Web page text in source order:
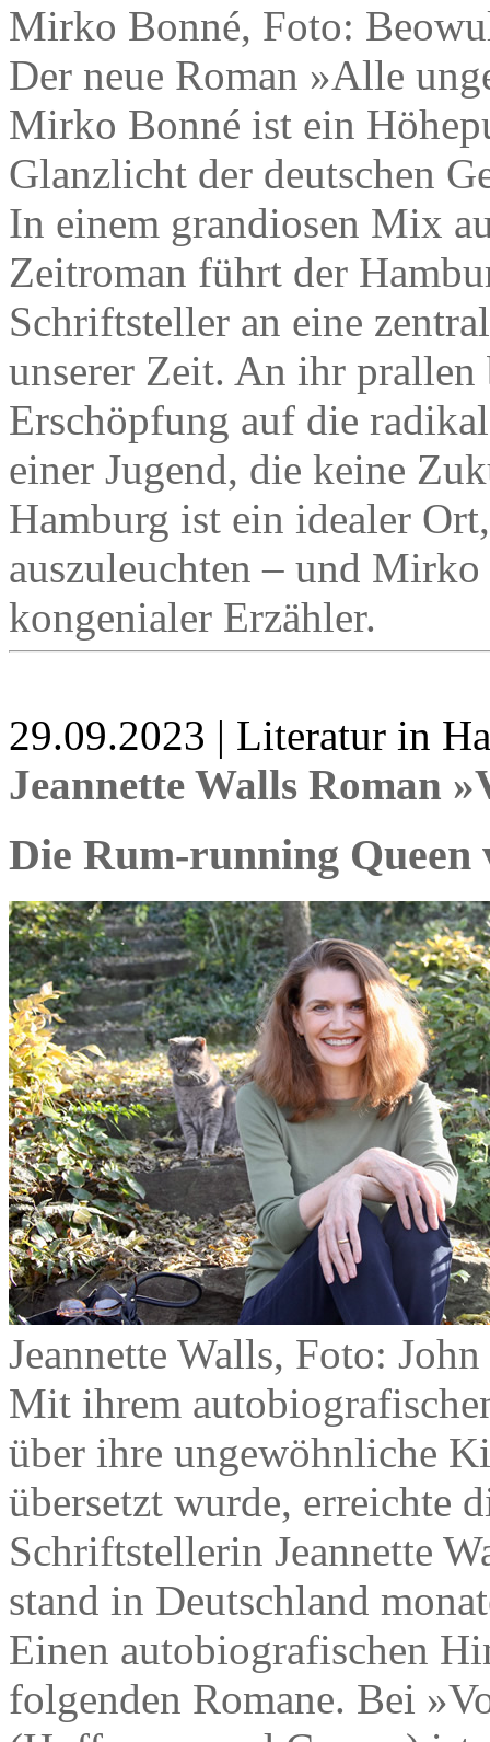
Mirko Bonné, Foto:
Der neue Roman »Alle
Mirko Bonné ist ein
Glanzlicht der deutschen
In einem grandiosen Mix
Zeitroman führt der
Schriftsteller an eine
unserer Zeit. An ihr
Erschöpfung auf die
einer Jugend, die keine
Hamburg ist ein idealer
auszuleuchten – und
kongenialer Erzähler.
29.09.2023 | Literatur in
Jeannette Walls Roman
Die Rum-running
Jeannette Walls, Foto:
Mit ihrem
über ihre ungewöhnliche
übersetzt wurde, erreichte
Schriftstellerin Jeannette
stand in Deutschland
Einen autobiografischen
folgenden Romane. Bei